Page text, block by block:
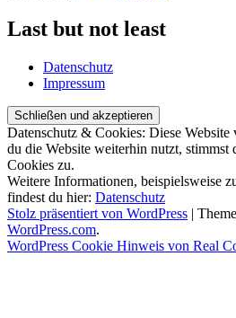
Last but not least
Datenschutz
Impressum
Datenschutz & Cookies: Diese Website
du die Website weiterhin nutzt, stimmst
Cookies zu.
Weitere Informationen, beispielsweise
findest du hier: Datenschutz
Stolz präsentiert von WordPress |
WordPress.com.
WordPress Cookie Hinweis von Real